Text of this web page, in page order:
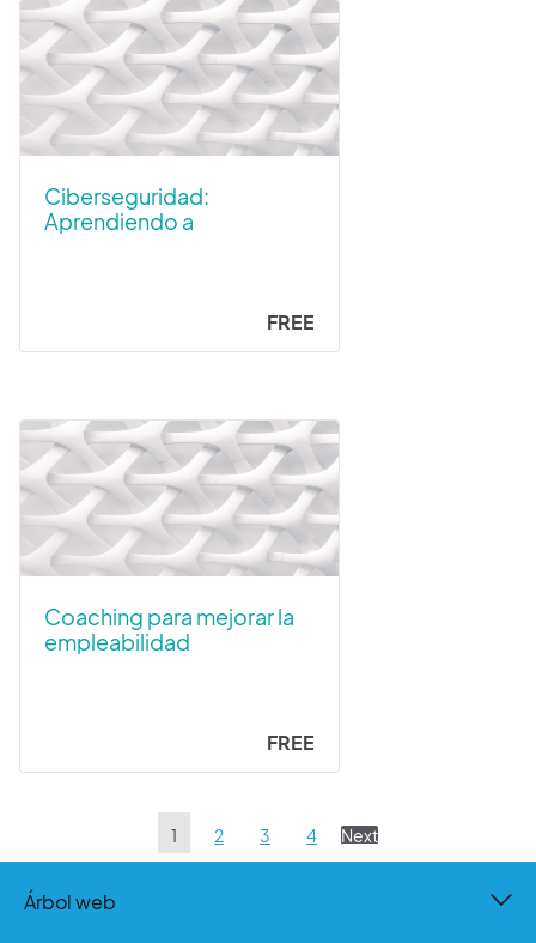
Ciberseguridad:
Aprendiendo a
FREE
Coaching para mejorar la
empleabilidad
FREE
1 2 3 4 Next
Árbol web